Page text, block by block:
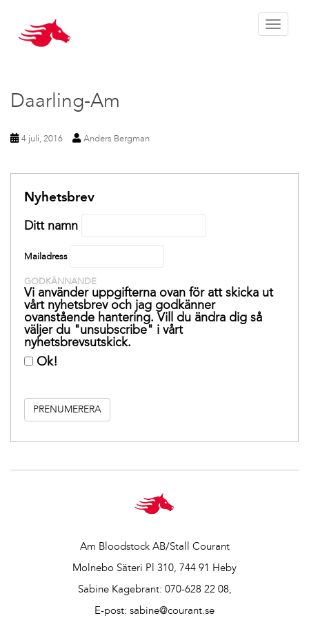
Toggle
Daarling-Am
4 juli, 2016 Anders Bergman
Nyhetsbrev
Ditt namn
Mailadress
GODKÄNNANDE
Vi använder uppgifterna ovan för att skicka ut
vårt nyhetsbrev och jag godkänner
ovanstående hantering. Vill du ändra dig så
väljer du "unsubscribe" i vårt
nyhetsbrevsutskick.
Ok!
Am Bloodstock AB/Stall Courant
Molnebo Säteri Pl 310, 744 91 Heby
Sabine Kagebrant: 070-628 22 08,
E-post: sabine@courant.se